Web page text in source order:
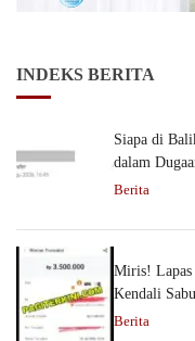
INDEKS BERITA
Siapa di
dalam
Berita
Miris! Lapas
Kendali
Berita